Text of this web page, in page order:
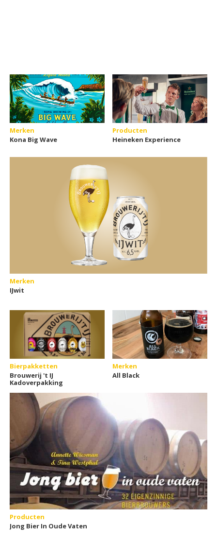
Merken
Kona Big Wave
Producten
Heineken Experience
Merken
IJwit
Bierpakketten
Brouwerij 't IJ
Kadoverpakking
Merken
All Black
Producten
Jong Bier In Oude Vaten